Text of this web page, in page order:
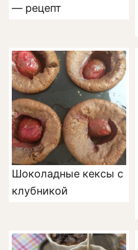
— рецепт
Шоколадные кексы с
клубникой